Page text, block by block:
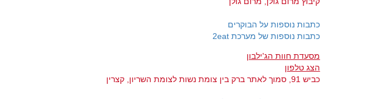
כתבות נוספות על הבוקרים
כתבות נוספות של מערכת 2eat
מסעדת חוות הג'ילבון
הצג טלפון
כביש 91, סמוך לאתר ברק בין צומת נשות לצומת השריון, קצרין